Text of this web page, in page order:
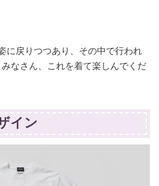
に戻りつつあり、その中で行われ
なさん、これを着て楽しんでくだ
イン